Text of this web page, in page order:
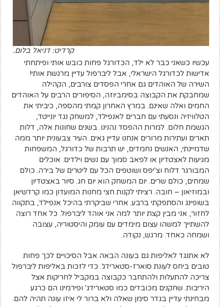
קרדיט: דניאל בלום.
עכשיו כשאני כבר לא ילד, הכדורגל פחות כובש אותי ופיתחתי
אדישות לכדורגל הישראלי, אבל ליברפול עדיין מרגשת אותי!
השירה של האוהדים גם אחרי הפסדים צורבים, הקהילה
שמחבקת את הקבוצה בסימביוזה, הסיפורים הרבים על האוהדים
החמים ואלה שאינם. במרץ האחרון קמתי מהספה, כיביתי את
הטלוויזיה ונסעתי עם חברים לאנפילד, למשחק נגד יונייטד,
הגשמת חלום. למרות ההפסד נהנינו. בשנים שחונות אלה, דלות
תארים ועתירות מרורים אנחנו עדיין גאים. העיר צבעונית יותר ממה
שדמיינתי, האנשים נחמדים, יש תרבות של כדורגל, המשפחות
מגיעות לאצטדיון או לפאב סמוך עם נשים וילדים. אוכלים
המבורגר דלוח וצ'יפס ושוטפים הכל עם ליטרים של בירה. כולם
שמחים, כולם שרים. יום המשחק הוא יום חג. סיור באצטדיון
ובמוזיאון – חובה. רציתי לקנות חצי מחנות המועדון כמו קרדשיאן
בשופינג והסתפקתי ברבע. אחרי שביקרתי בהיכל אנפילד, בתקווה
לחזור, אני מבין קצת יותר למה אני אוהד ליברפול. כל אחד רוצה
להשתייך למשהו עצום מימדים עם עומק והיסטוריה, עצובה
ושמחה כאחד. מרגש, נקודה.
לא אתנגד לאליפות גם בעונה הבאה אבל הסיכויים לכך פחות
טובים ביחס לעונת סוארז-סטארידג'. כדי לזכות באליפות ליברפול
צריכה להתעלות ולהתחבר כקבוצה במקביל לחריקות אצל
היריבות. שחקנים מכובדים כמו סטארידג' ופירמינו הם כרגע
מבחינתי עדיין בגדר סימן שאלה ולא ברור לי איזו עונה תהיה להם.